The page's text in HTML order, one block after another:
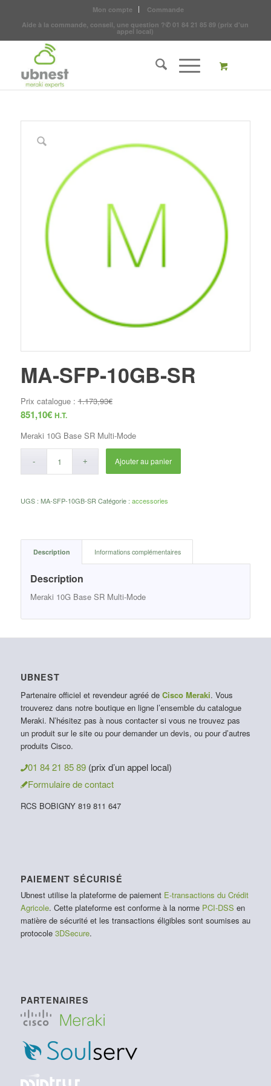
Mon compte
Commande
Aide à la commande, conseil, une question ?✆ 01 84 21 85 89 (prix d'un
appel local)
MA-SFP-10GB-SR
Prix catalogue :1.173,93€
851,10€ H.T.
Meraki 10G Base SR Multi-Mode
Ajouter au panier
UGS : MA-SFP-10GB-SR Catégorie : accessories
Description Informations complémentaires
Description
Meraki 10G Base SR Multi-Mode
UBNEST
Partenaire officiel et revendeur agréé de Cisco Meraki. Vous
trouverez dans notre boutique en ligne l’ensemble du catalogue
Meraki. N’hésitez pas à nous contacter si vous ne trouvez pas
un produit sur le site ou pour demander un devis, ou pour d’autres
produits Cisco.
01 84 21 85 89 (prix d’un appel local)
Formulaire de contact
RCS BOBIGNY 819 811 647
PAIEMENT SÉCURISÉ
Ubnest utilise la plateforme de paiement E-transactions du Crédit
Agricole. Cette plateforme est conforme à la norme PCI-DSS en
matière de sécurité et les transactions éligibles sont soumises au
protocole 3DSecure.
PARTENAIRES